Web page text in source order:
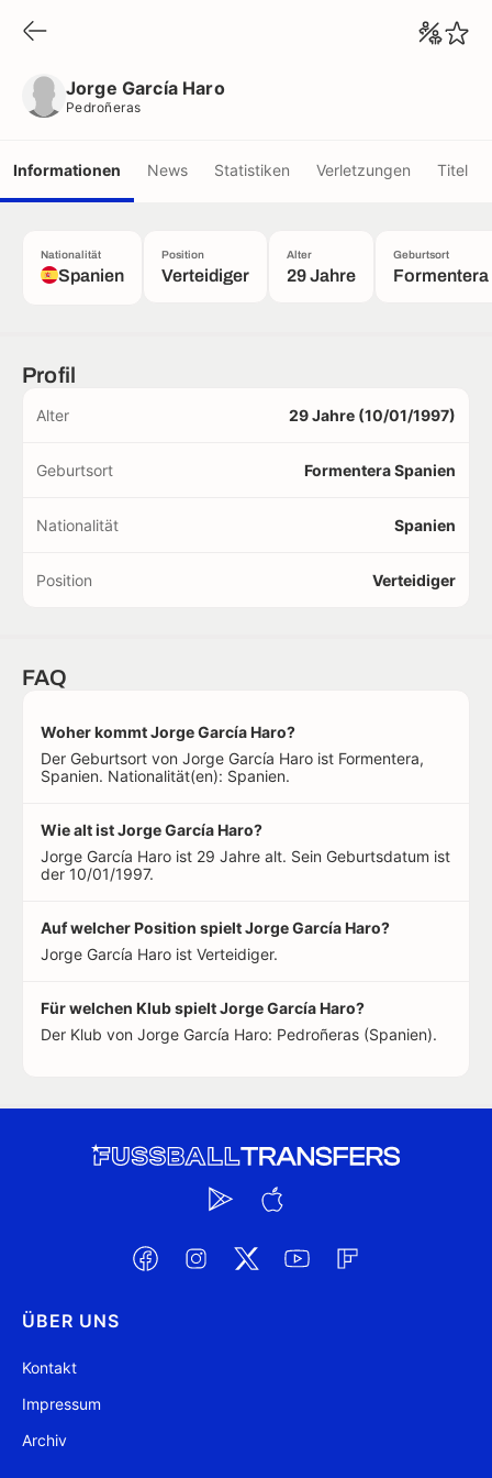
Jorge García Haro
Pedroñeras
Informationen News Statistiken Verletzungen Titel
Nationalität
Spanien
Position
Verteidiger
Alter
29 Jahre
Geburtsort
Formentera
Profil
Alter 29 Jahre (10/01/1997)
Geburtsort Formentera Spanien
Nationalität Spanien
Position Verteidiger
FAQ
Woher kommt Jorge García Haro?
Der Geburtsort von Jorge García Haro ist Formentera,
Spanien. Nationalität(en): Spanien.
Wie alt ist Jorge García Haro?
Jorge García Haro ist 29 Jahre alt. Sein Geburtsdatum ist
der 10/01/1997.
Auf welcher Position spielt Jorge García Haro?
Jorge García Haro ist Verteidiger.
Für welchen Klub spielt Jorge García Haro?
Der Klub von Jorge García Haro: Pedroñeras (Spanien).
ÜBER UNS
Kontakt
Impressum
Archiv